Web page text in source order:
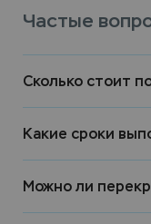
Частые
Сколько стоит
Какие сроки
Можно ли